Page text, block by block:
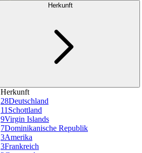
Herkunft
Herkunft
28Deutschland
11 Schottland
9Virgin Islands
7Dominikanische Republik
3Amerika
3Frankreich